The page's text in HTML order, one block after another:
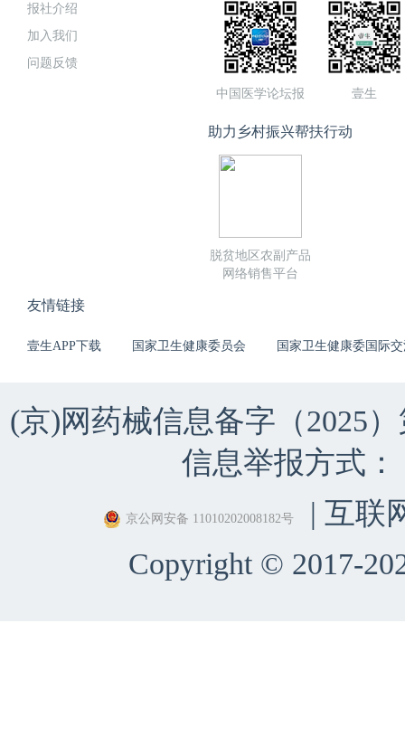
报社介绍
加入我们
问题反馈
中国医学论坛报 壹生
助力乡村振兴帮扶行动
脱贫地区农副产品
网络销售平台
友情链接
壹生APP下载 国家卫生健康委员会 国家卫生健康委国际
(京)网药械信息备字（2025
信息举报方式：
京公网安备 11010202008182号
| 互联
Copyright © 2017-